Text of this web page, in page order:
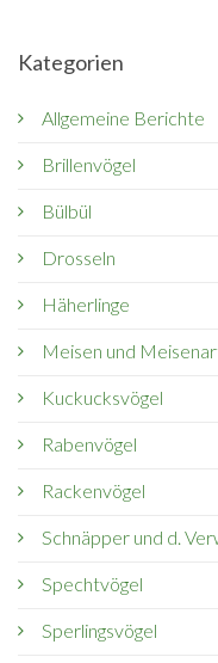
Kategorien
Allgemeine Berichte
Brillenvögel
Bülbül
Drosseln
Häherlinge
Meisen und
Kuckucksvögel
Rabenvögel
Rackenvögel
Schnäpper und d.
Spechtvögel
Sperlingsvögel